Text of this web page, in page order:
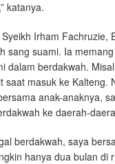
katanya.
Irham Fachruzie,
sang suami. Ia
dalam berdakwah.
saat masuk ke Kalteng.
anak-anaknya,
ke daerah-
berdakwah, saya
hanya dua bulan di